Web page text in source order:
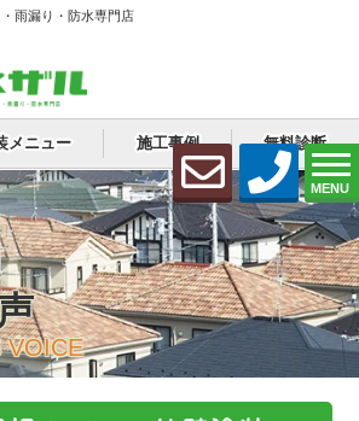
雨漏り・防水専門店
MENU
メニュー 施工事例 無料診断
VOICE